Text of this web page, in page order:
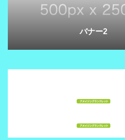
バナー3
バナー1
バナー2
バナー3
バナー1